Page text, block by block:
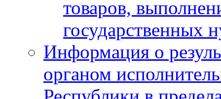
товаров,
государственных
Информация о
органом